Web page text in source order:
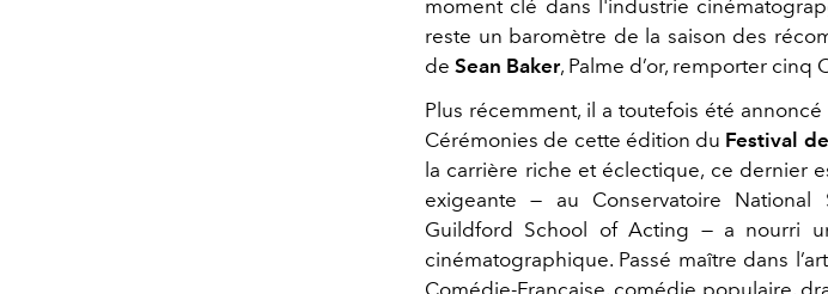
moment clé dans l'industrie
reste un baromètre de la saison des
de Sean Baker, Palme d’or, remporter cinq
Plus récemment, il a toutefois été annoncé
Cérémonies de cette édition du Festival
la carrière riche et éclectique, ce dernier
exigeante — au Conservatoire
Guildford School of Acting — a nourri
cinématographique. Passé maître dans
Comédie-Française, comédie populaire,